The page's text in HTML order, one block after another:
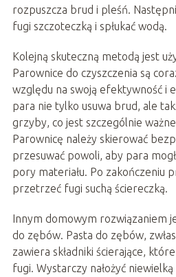
rozpuszcza brud i pleśń.
fugi szczoteczką i spłukać wodą.
Kolejną skuteczną metodą jest
Parownice do czyszczenia są
względu na swoją efektywność i
para nie tylko usuwa brud, ale
grzyby, co jest szczególnie
Parownicę należy skierować
przesuwać powoli, aby para
pory materiału. Po zakończeniu
przetrzeć fugi suchą ściereczką.
Innym domowym rozwiązaniem
do zębów. Pasta do zębów,
zawiera składniki ścierające,
fugi. Wystarczy nałożyć